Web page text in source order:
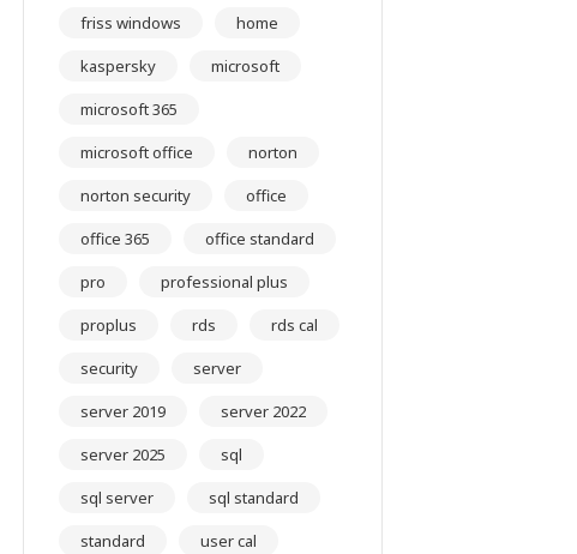
friss windows
home
kaspersky
microsoft
microsoft 365
microsoft office
norton
norton security
office
office 365
office standard
pro
professional plus
proplus
rds
rds cal
security
server
server 2019
server 2022
server 2025
sql
sql server
sql standard
standard
user cal